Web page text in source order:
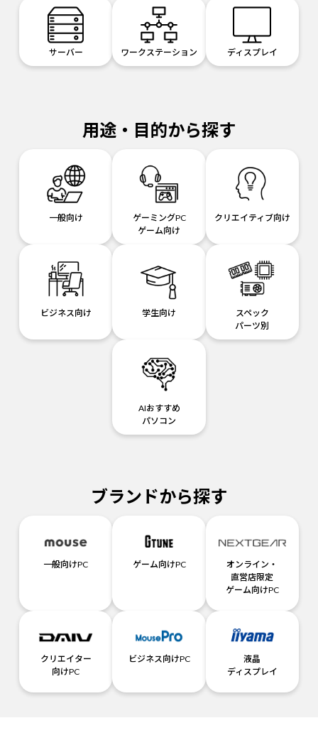
サーバー ワークステーション ディスプレイ
用途・目的から探す
一般向け
ゲーミングPC
ゲーム向け
クリエイティブ向け
ビジネス向け 学生向け
スペック
パーツ別
AIおすすめ
パソコン
ブランドから探す
一般向けPC ゲーム向けPC
オンライン・
直営店限定
ゲーム向けPC
クリエイター
向けPC
ビジネス向けPC
液晶
ディスプレイ